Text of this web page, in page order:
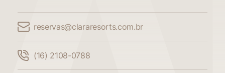
reservas@clararesorts.com.br
(16) 2108-0788
Compare até 3 acomodações